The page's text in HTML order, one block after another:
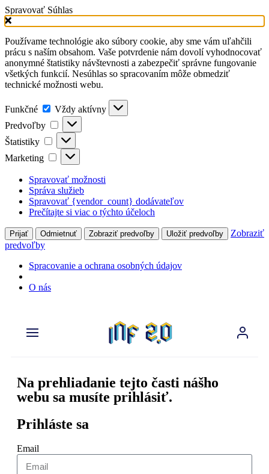
Spravovať Súhlas
Používame technológie ako súbory cookie, aby sme vám uľahčili
prácu s naším obsahom. Vaše potvrdenie nám dovolí vyhodnocovať
anonymné štatistiky návštevnosti a zabezpečiť správne fungovanie
všetkých funkcií. Nesúhlas so spracovaním môže obmedziť
technické možnosti webu.
Funkčné
Vždy aktívny
Predvoľby
Štatistiky
Marketing
Spravovať možnosti
Správa služieb
Spravovať {vendor_count} dodávateľov
Prečítajte si viac o týchto účeloch
Prijať Odmietnuť Zobraziť predvoľby Uložiť predvoľby
Zobraziť
predvoľby
Spracovanie a ochrana osobných údajov
O nás
Na prehliadanie tejto časti nášho
webu sa musíte prihlásiť.
Prihláste sa
Email